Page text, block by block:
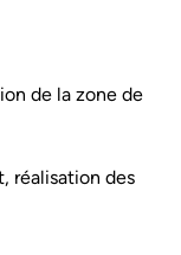
de la zone de
réalisation des